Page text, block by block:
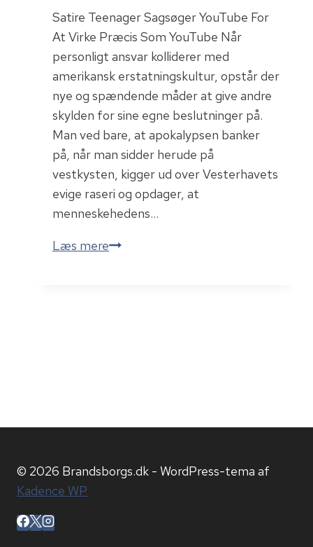
Satire Teenager Sagsøger YouTube For
At Virke Præcis Som YouTube Når
personligt ansvar kolliderer med
amerikansk erstatningskultur, opstår der
nye og spændende måder at give andre
skylden for sine egne beslutninger på.
Man ved bare, at apokalypsen banker
på, når man sidder herude på
vestkysten, kigger ud over Vesterhavets
evige raseri og opdager, at
menneskehedens…
Læs mereTeenager
© 2026 Brandsborgs.dk - WordPress-tema af
Kadence WP